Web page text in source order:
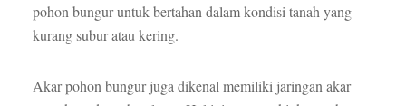
pohon bungur untuk bertahan dalam kondisi tanah yang
kurang subur atau kering.
Akar pohon bungur juga dikenal memiliki jaringan akar